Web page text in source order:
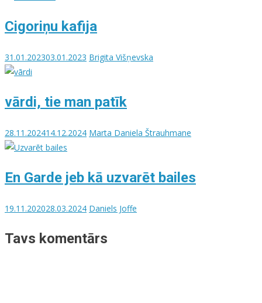
Cigoriņu kafija
31.01.202303.01.2023 Brigita Višņevska
vārdi, tie man patīk
28.11.202414.12.2024 Marta Daniela Štrauhmane
En Garde jeb kā uzvarēt bailes
19.11.202028.03.2024 Daniels Joffe
Tavs komentārs